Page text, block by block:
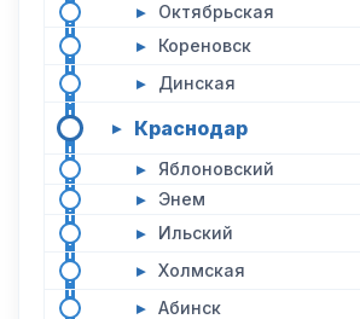
▸ Октябрьская
▸ Кореновск
▸ Динская
▸ Краснодар
▸ Яблоновский
▸ Энем
▸ Ильский
▸ Холмская
▸ Абинск